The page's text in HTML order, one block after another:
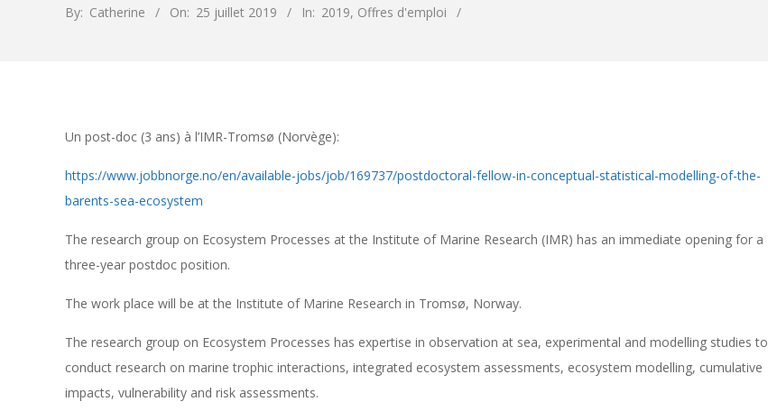
By: Catherine On: 25 juillet 2019 In: 2019, Offres d'emploi
Un post-doc (3 ans) à l’IMR-Tromsø (Norvège):
https://www.jobbnorge.no/en/available-jobs/job/169737/postdoctoral-fellow-in-conceptual-statistical-modelling-of-the-
barents-sea-ecosystem
The research group on Ecosystem Processes at the Institute of Marine Research (IMR) has an immediate opening for a
three-year postdoc position.
The work place will be at the Institute of Marine Research in Tromsø, Norway.
The research group on Ecosystem Processes has expertise in observation at sea, experimental and modelling studies to
conduct research on marine trophic interactions, integrated ecosystem assessments, ecosystem modelling, cumulative
impacts, vulnerability and risk assessments.